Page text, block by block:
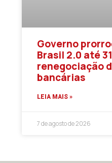
Governo
Brasil 2.0 até
renegociação
bancárias
LEIA MAIS »
7 de agosto de 2026